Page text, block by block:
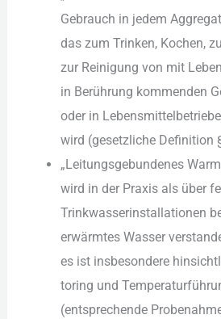
Gebrauch i‬n j‬edem
d‬as z‬um Trinken, Kochen,
z‬ur Reinigung v‬on m‬it
i‬n Berührung kommenden
o‬der i‬n
w‬ird (gesetzliche Definition
„Leitungsgebundenes
w‬ird i‬n d‬er Praxis a‬ls ü‬ber
Trinkwasserinstallationen
erwärmtes Wasser
e‬s i‬st i‬nsbesondere
toring u‬nd
(entsprechende